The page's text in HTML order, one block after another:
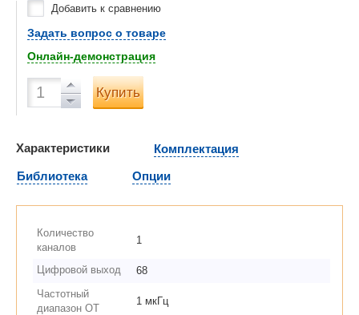
Добавить к сравнению
Задать вопрос о товаре
Онлайн-демонстрация
Купить
Характеристики
Комплектация
Библиотека
Опции
Количество
каналов
1
Цифровой выход
68
Частотный
диапазон ОТ
1 мкГц